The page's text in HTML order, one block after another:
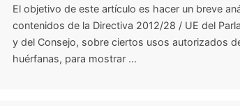
El objetivo de este artículo es hacer un breve
contenidos de la Directiva 2012/28 / UE del
y del Consejo, sobre ciertos usos autorizados
huérfanas, para mostrar ...